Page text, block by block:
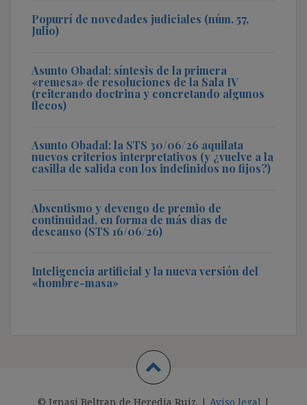
Popurrí de novedades judiciales (núm. 57,
Julio)
Asunto Obadal: síntesis de la primera
«remesa» de resoluciones de la Sala IV
(reiterando doctrina y concretando algunos
flecos)
Asunto Obadal: la STS 30/06/26 aquilata
nuevos criterios interpretativos (y ¿vuelve a la
casilla de salida con los indefinidos no fijos?)
Absentismo y devengo de premio de
continuidad, en forma de más días de
descanso (STS 16/06/26)
Inteligencia artificial y la nueva versión del
«hombre-masa»
© Ignasi Beltran de Heredia Ruiz. | Aviso legal |